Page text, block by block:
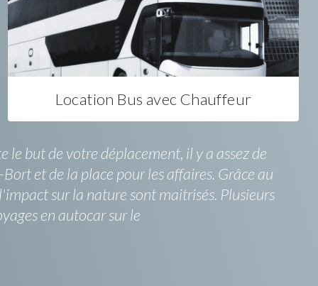
Location Bus avec Chauffeur
but de votre déplacement, il y a assez de
et de la place pour les affaires. Grâce au
sur la nature sont maitrisés. Plusieurs
en autocar sur le